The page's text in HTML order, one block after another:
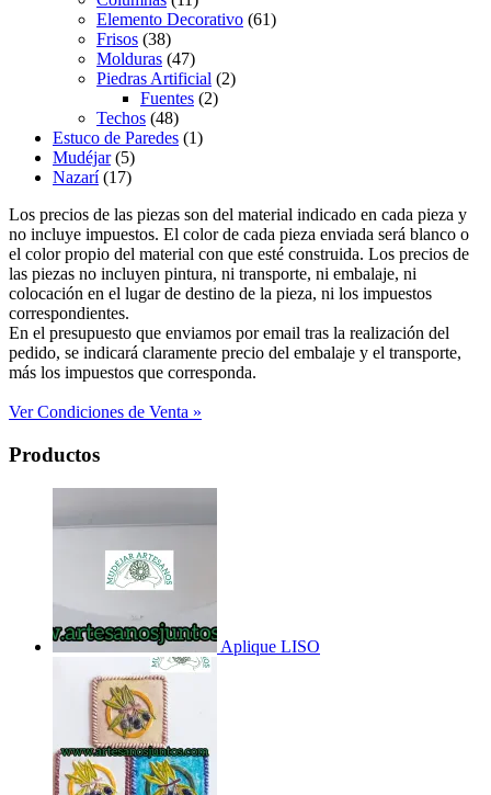
Elemento Decorativo (61)
Frisos (38)
Molduras (47)
Piedras Artificial (2)
Fuentes (2)
Techos (48)
Estuco de Paredes (1)
Mudéjar (5)
Nazarí (17)
Los precios de las piezas son del material indicado en cada pieza y
no incluye impuestos. El color de cada pieza enviada será blanco o
el color propio del material con que esté construida. Los precios de
las piezas no incluyen pintura, ni transporte, ni embalaje, ni
colocación en el lugar de destino de la pieza, ni los impuestos
correspondientes.
En el presupuesto que enviamos por email tras la realización del
pedido, se indicará claramente precio del embalaje y el transporte,
más los impuestos que corresponda.
Ver Condiciones de Venta »
Productos
Aplique LISO